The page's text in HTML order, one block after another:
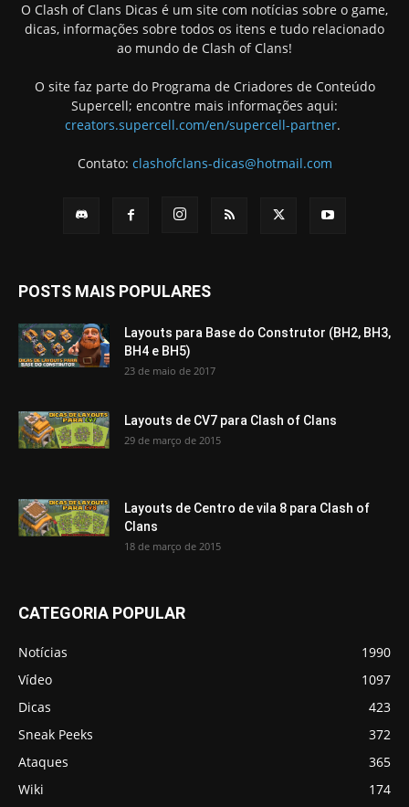
O Clash of Clans Dicas é um site com notícias sobre o game,
dicas, informações sobre todos os itens e tudo relacionado
ao mundo de Clash of Clans!
O site faz parte do Programa de Criadores de Conteúdo
Supercell; encontre mais informações aqui:
creators.supercell.com/en/supercell-partner.
Contato: clashofclans-dicas@hotmail.com
POSTS MAIS POPULARES
Layouts para Base do Construtor (BH2, BH3,
BH4 e BH5)
23 de maio de 2017
Layouts de CV7 para Clash of Clans
29 de março de 2015
Layouts de Centro de vila 8 para Clash of
Clans
18 de março de 2015
CATEGORIA POPULAR
Notícias
1990
Vídeo
1097
Dicas
423
Sneak Peeks
372
Ataques
365
Wiki
174